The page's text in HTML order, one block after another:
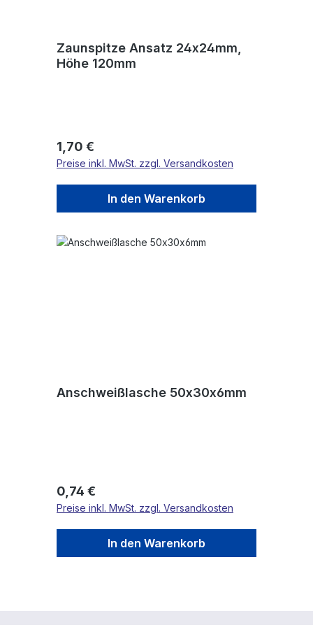
Zaunspitze Ansatz 24x24mm,
Höhe 120mm
Regulärer Preis:
1,70 €
Preise inkl. MwSt. zzgl. Versandkosten
In den Warenkorb
Anschweißlasche 50x30x6mm
Regulärer Preis:
0,74 €
Preise inkl. MwSt. zzgl. Versandkosten
In den Warenkorb